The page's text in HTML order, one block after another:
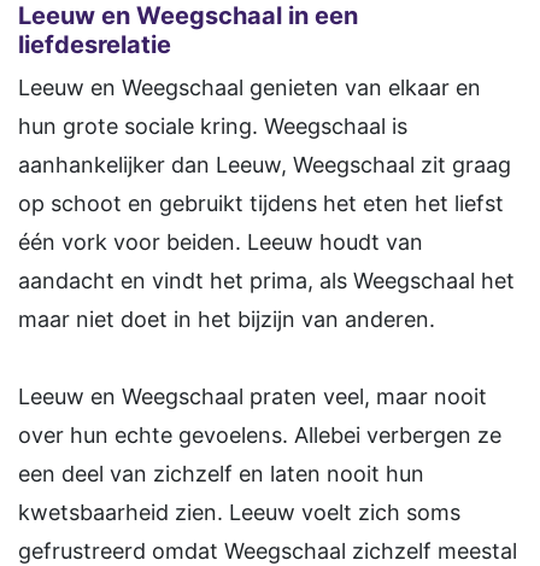
Leeuw en Weegschaal in een
liefdesrelatie
Leeuw en Weegschaal genieten van elkaar en
hun grote sociale kring. Weegschaal is
aanhankelijker dan Leeuw, Weegschaal zit graag
op schoot en gebruikt tijdens het eten het liefst
één vork voor beiden. Leeuw houdt van
aandacht en vindt het prima, als Weegschaal het
maar niet doet in het bijzijn van anderen.
Leeuw en Weegschaal praten veel, maar nooit
over hun echte gevoelens. Allebei verbergen ze
een deel van zichzelf en laten nooit hun
kwetsbaarheid zien. Leeuw voelt zich soms
gefrustreerd omdat Weegschaal zichzelf meestal